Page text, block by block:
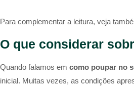
Para complementar a leitura, veja
O que considerar
Quando falamos em como poupar no
inicial. Muitas vezes, as condições